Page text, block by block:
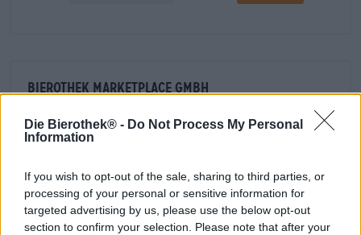
Die Bierothek® - Do Not Process My Personal
Information
If you wish to opt-out of the sale, sharing to third parties, or
processing of your personal or sensitive information for
targeted advertising by us, please use the below opt-out
section to confirm your selection. Please note that after your
Bierothek Marketplace GmbH
96047 Bamberg
Germany
info@bierothek.de